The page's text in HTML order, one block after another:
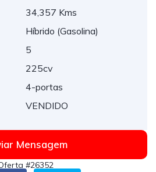
34,357 Kms
Híbrido (Gasolina)
5
225cv
4-portas
VENDIDO
Mensagem
#26352